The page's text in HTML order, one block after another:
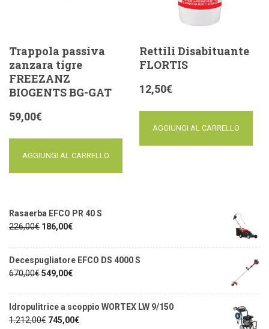
Trappola passiva
zanzara tigre
FREEZANZ
BIOGENTS BG-GAT
59,00€
AGGIUNGI AL CARRELLO
Rettili Disabituante
FLORTIS
12,50€
AGGIUNGI AL CARRELLO
Rasaerba EFCO PR 40 S
226,00€ 186,00€
Decespugliatore EFCO DS 4000 S
670,00€549,00€
Idropulitrice a scoppio WORTEX LW 9/150
1.212,00€ 745,00€